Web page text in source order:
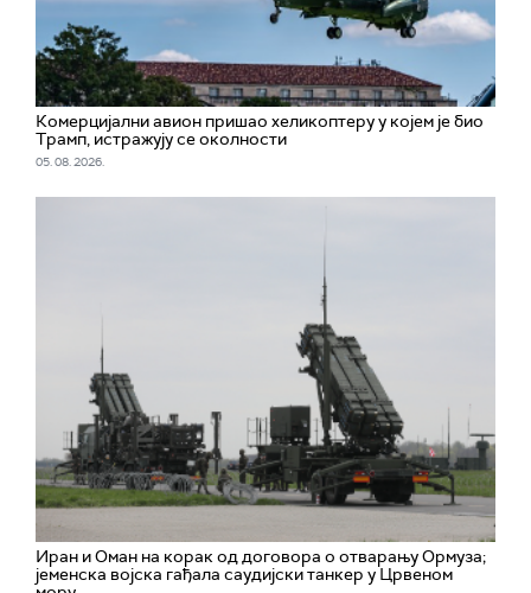
Комерцијални авион пришао хеликоптеру у којем је био
Трамп, истражују се околности
05. 08. 2026.
Иран и Оман на корак од договора о отварању Ормуза;
jеменска војска гађала саудијски танкер у Црвеном